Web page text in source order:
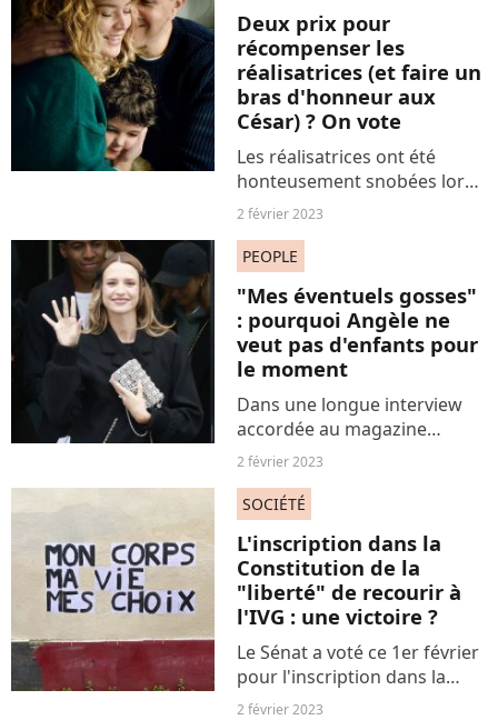
Deux prix pour
récompenser les
réalisatrices (et faire un
bras d'honneur aux
César) ? On vote
Les réalisatrices ont été
honteusement snobées lors
des nominations des César
cérémonies féministes leur
redonnent visibilité et
reconnaissance.
2 février 2023
PEOPLE
"Mes éventuels gosses"
: pourquoi Angèle ne
veut pas d'enfants pour
le moment
Dans une longue interview
accordée au magazine
"Vogue", Angèle répond en
avenir et l'envie de fonder
une famille.
2 février 2023
SOCIÉTÉ
L'inscription dans la
Constitution de la
"liberté" de recourir à
l'IVG : une victoire ?
Le Sénat a voté ce 1er février
pour l'inscription dans la
Constitution de la "liberté de
2 février 2023